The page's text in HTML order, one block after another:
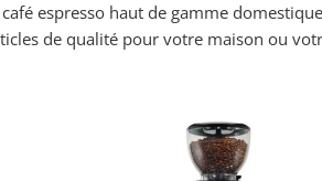
espresso haut de gamme
de qualité pour votre maison ou